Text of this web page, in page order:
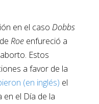
en el caso Dobbs
Roeenfureció a
Estos
a favor de la
(en inglés) el
en el Día de la